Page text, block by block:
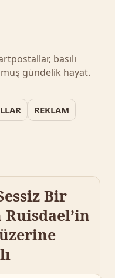
basılı
gündelik hayat.
REKLAM
Bir